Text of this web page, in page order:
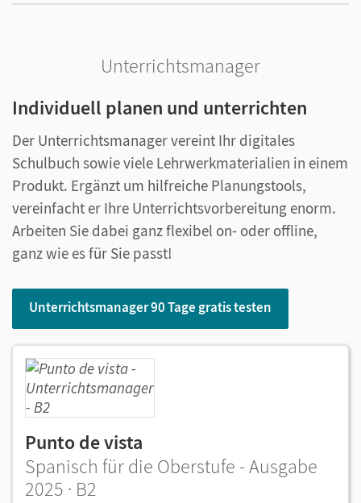
Unterrichtsmanager
Individuell planen und unterrichten
Der Unterrichtsmanager vereint Ihr digitales
Schulbuch sowie viele Lehrwerkmaterialien in einem
Produkt. Ergänzt um hilfreiche Planungstools,
vereinfacht er Ihre Unterrichtsvorbereitung enorm.
Arbeiten Sie dabei ganz flexibel on- oder offline,
ganz wie es für Sie passt!
Unterrichtsmanager 90 Tage gratis testen
Punto de vista
Spanisch für die Oberstufe - Ausgabe
2025 · B2